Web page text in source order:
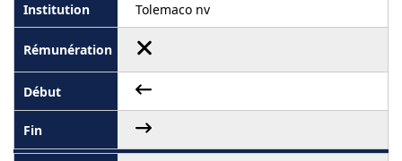
Tolemaco nv